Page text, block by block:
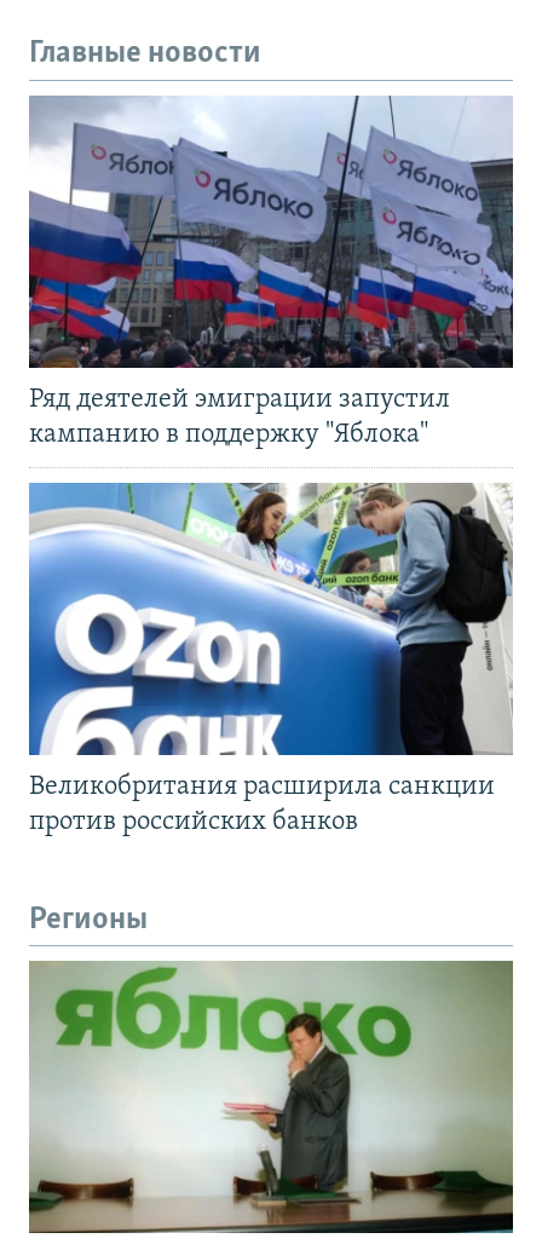
Главные новости
Ряд деятелей эмиграции запустил
кампанию в поддержку "Яблока"
Великобритания расширила санкции
против российских банков
Регионы